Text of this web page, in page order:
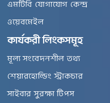
এমটিবি যোগাযোগ কেন্দ্র
ওয়েবমেইল
কার্যকরী লিংকসমূহ
মূল্য সংবেদনশীল তথ্য
শেয়ারহোল্ডিং স্ট্রাকচার
সাইবার সুরক্ষা টিপস